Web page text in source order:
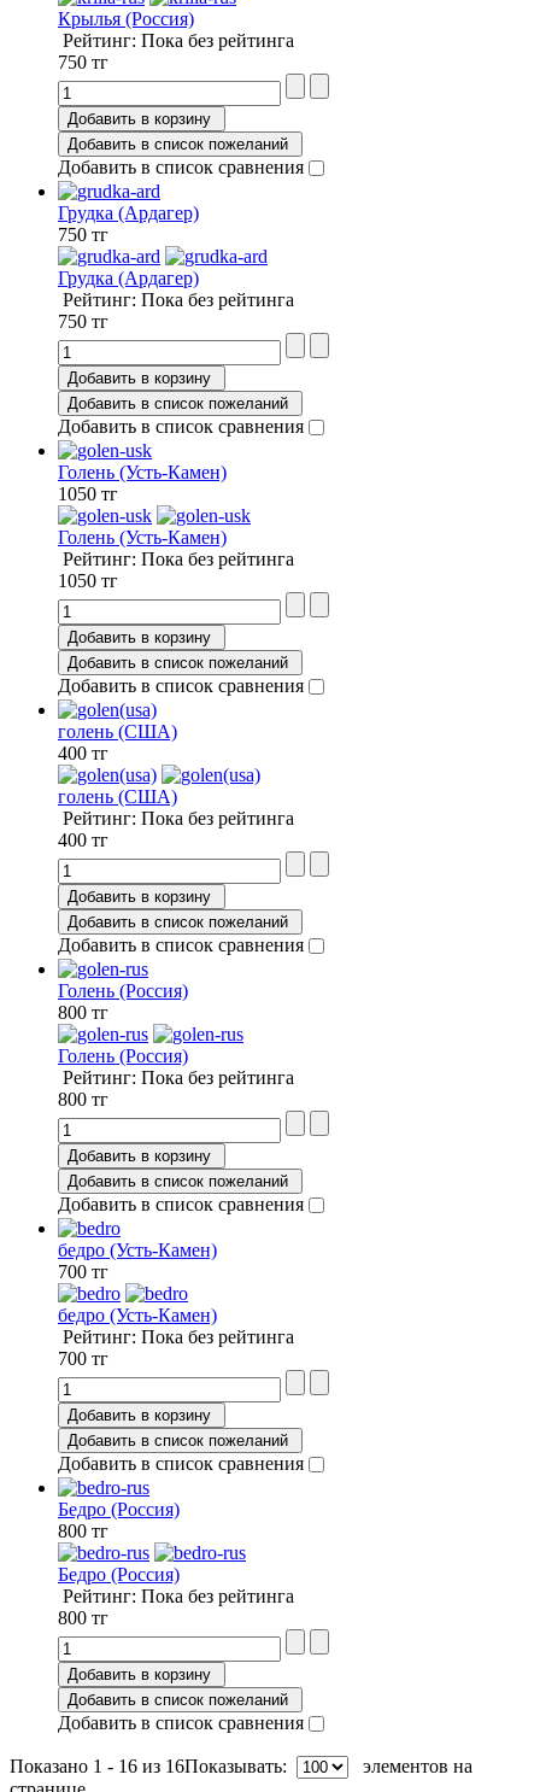
Крылья (Россия)
Рейтинг: Пока без рейтинга
750 тг
Добавить в корзину
Добавить в список пожеланий
Добавить в список сравнения
Грудка (Ардагер)
750 тг
Грудка (Ардагер)
Рейтинг: Пока без рейтинга
750 тг
Добавить в корзину
Добавить в список пожеланий
Добавить в список сравнения
Голень (Усть-Камен)
1050 тг
Голень (Усть-Камен)
Рейтинг: Пока без рейтинга
1050 тг
Добавить в корзину
Добавить в список пожеланий
Добавить в список сравнения
голень (США)
400 тг
голень (США)
Рейтинг: Пока без рейтинга
400 тг
Добавить в корзину
Добавить в список пожеланий
Добавить в список сравнения
Голень (Россия)
800 тг
Голень (Россия)
Рейтинг: Пока без рейтинга
800 тг
Добавить в корзину
Добавить в список пожеланий
Добавить в список сравнения
бедро (Усть-Камен)
700 тг
бедро (Усть-Камен)
Рейтинг: Пока без рейтинга
700 тг
Добавить в корзину
Добавить в список пожеланий
Добавить в список сравнения
Бедро (Россия)
800 тг
Бедро (Россия)
Рейтинг: Пока без рейтинга
800 тг
Добавить в корзину
Добавить в список пожеланий
Добавить в список сравнения
Показано 1 - 16 из 16Показывать:
элементов на